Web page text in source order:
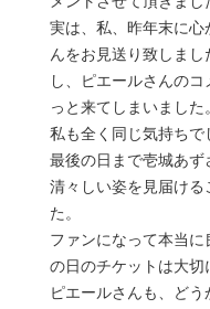
実は、私、昨年末に心
んをお見送り致しま
し、ピエールさんの
っと来てしまいました。
私も全く同じ気持ちで
最後の日まで壱城あ
清々しい姿を見届ける
た。
ファンになって本当
の日のチケットは大切
ピエールさんも、ど